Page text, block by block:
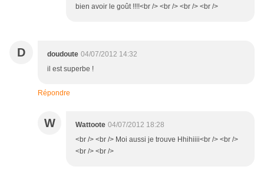
bien avoir le goût !!!!<br /> <br /> <br /> <br />
D doudoute 04/07/2012 14:32
il est superbe !
Répondre
W Wattoote 04/07/2012 18:28
<br /> <br /> Moi aussi je trouve Hhihiiii<br /> <br />
<br /> <br />